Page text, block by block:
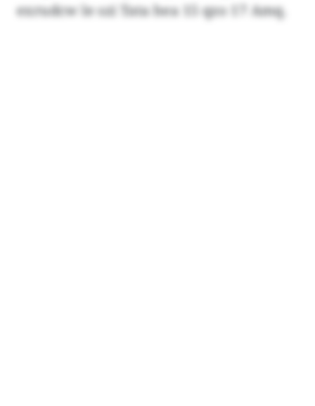
exrudcw le szi Tata hea 15 qzo 17 Amq.